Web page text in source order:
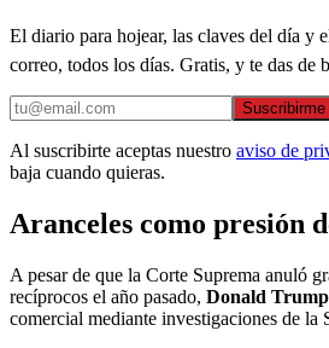
El diario para hojear, las claves del día y
correo, todos los días. Gratis, y te das de
Suscribirme
Al suscribirte aceptas nuestro aviso de
baja cuando quieras.
Aranceles como presión
A pesar de que la Corte Suprema anuló
recíprocos el año pasado, Donald Trump
comercial mediante investigaciones de la